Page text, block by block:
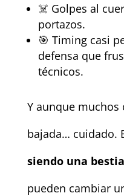
☠️ Golpes al
portazos.
🎯 Timing casi
defensa que
técnicos.
Y aunque muchos
bajada… cuidado.
siendo una bestia
pueden cambiar